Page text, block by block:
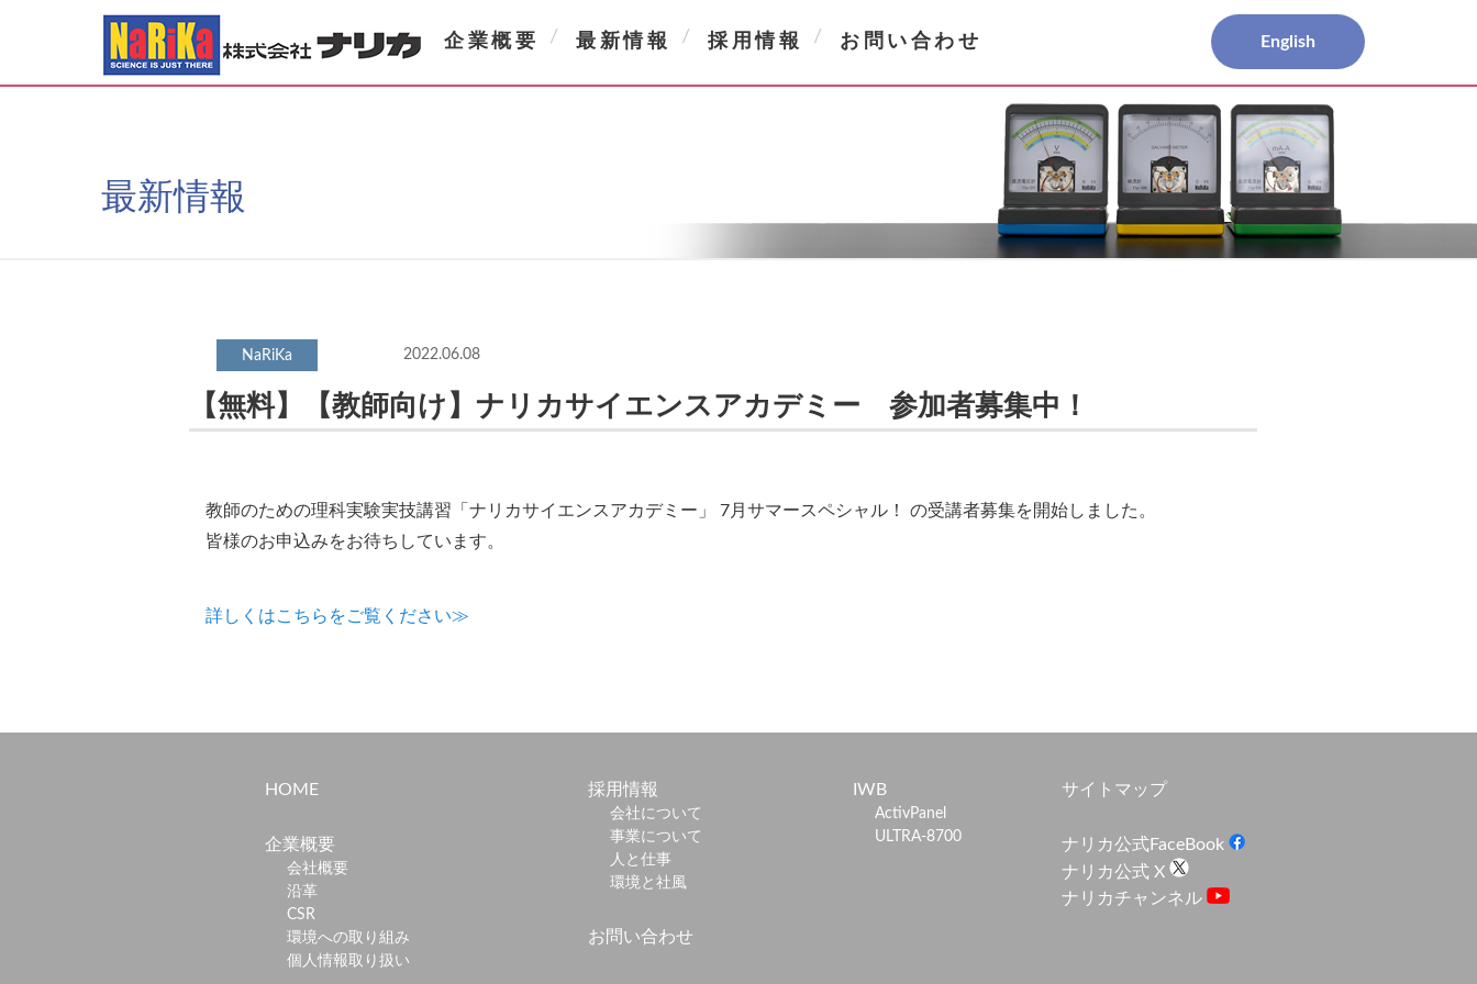
企業概要 最新情報 採用情報 お問い合わせ English
最新情報
2022.06.08
【無料】【教師向け】ナリカサイエンスアカデミー 参加者募集中！
教師のための理科実験実技講習「ナリカサイエンスアカデミー」 7月サマースペシャル！ の受講者募集を開始しました。
皆様のお申込みをお待ちしています。
詳しくはこちらをご覧ください≫
HOME
企業概要
会社概要
沿革
CSR
環境への取り組み
個人情報取り扱い
採用情報
会社について
事業について
人と仕事
環境と社風
お問い合わせ
IWB
ActivPanel
ULTRA-8700
サイトマップ
ナリカ公式FaceBook
ナリカ公式 X
ナリカチャンネル